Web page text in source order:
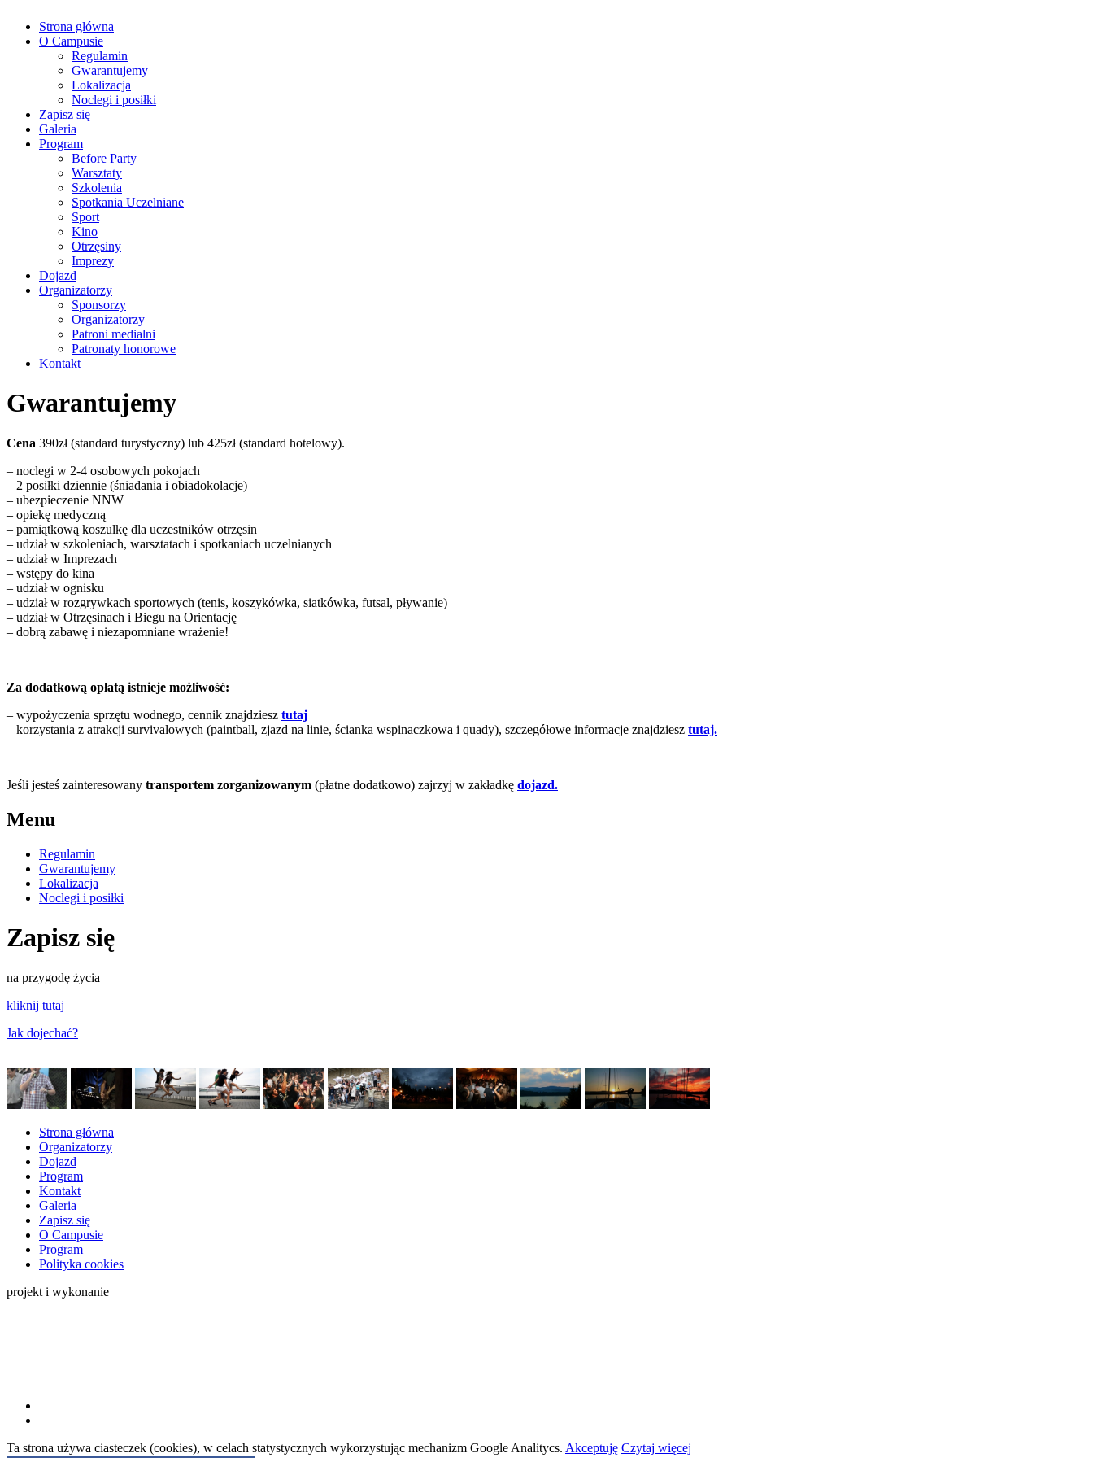
Strona główna
O Campusie
Regulamin
Gwarantujemy
Lokalizacja
Noclegi i posiłki
Zapisz się
Galeria
Program
Before Party
Warsztaty
Szkolenia
Spotkania Uczelniane
Sport
Kino
Otrzęsiny
Imprezy
Dojazd
Organizatorzy
Sponsorzy
Organizatorzy
Patroni medialni
Patronaty honorowe
Kontakt
Gwarantujemy
Cena 390zł (standard turystyczny) lub 425zł (standard hotelowy).
– noclegi w 2-4 osobowych pokojach
– 2 posiłki dziennie (śniadania i obiadokolacje)
– ubezpieczenie NNW
– opiekę medyczną
– pamiątkową koszulkę dla uczestników otrzęsin
– udział w szkoleniach, warsztatach i spotkaniach uczelnianych
– udział w Imprezach
– wstępy do kina
– udział w ognisku
– udział w rozgrywkach sportowych (tenis, koszykówka, siatkówka, futsal, pływanie)
– udział w Otrzęsinach i Biegu na Orientację
– dobrą zabawę i niezapomniane wrażenie!
Za dodatkową opłatą istnieje możliwość:
– wypożyczenia sprzętu wodnego, cennik znajdziesz tutaj
– korzystania z atrakcji survivalowych (paintball, zjazd na linie, ścianka wspinaczkowa i quady), szczegółowe informacje znajdziesz tutaj.
Jeśli jesteś zainteresowany transportem zorganizowanym (płatne dodatkowo) zajrzyj w zakładkę dojazd.
Menu
Regulamin
Gwarantujemy
Lokalizacja
Noclegi i posiłki
Zapisz się
na przygodę życia
kliknij tutaj
Jak dojechać?
Strona główna
Organizatorzy
Dojazd
Program
Kontakt
Galeria
Zapisz się
O Campusie
Program
Polityka cookies
projekt i wykonanie
Ta strona używa ciasteczek (cookies), w celach statystycznych wykorzystując mechanizm Google Analitycs. Akceptuję Czytaj więcej